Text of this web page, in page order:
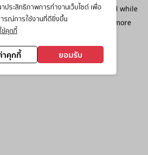
ระสิทธิภาพการทำงานเว็บไซต์ เพื่อ
รณ์การใช้งานที่ดียิ่งขึ้น
ช้คุกกี้
าคุกกี้ ยอมรับ
client-side exception has occurred while
(see the browser console
for more
information).